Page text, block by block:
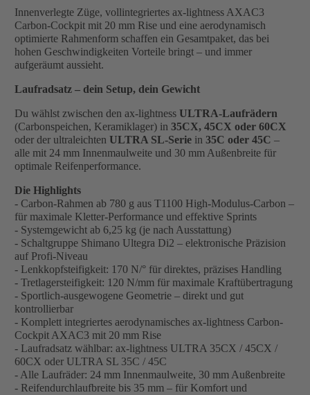
Innenverlegte Züge, vollintegriertes ax-lightness AXAC3
Carbon-Cockpit mit 20 mm Rise und eine aerodynamisch
optimierte Rahmenform schaffen ein Gesamtpaket, das bei
hohen Geschwindigkeiten Vorteile bringt – und immer
aufgeräumt aussieht.
Laufradsatz – dein Setup, dein Gewicht
Du wählst zwischen den ax-lightness ULTRA-Laufrädern
(Carbonspeichen, Keramiklager) in 35CX, 45CX oder 60CX
oder der ultraleichten ULTRA SL-Serie in 35C oder 45C –
alle mit 24 mm Innenmaulweite und 30 mm Außenbreite für
optimale Reifenperformance.
Die Highlights
- Carbon-Rahmen ab 780 g aus T1100 High-Modulus-Carbon –
für maximale Kletter-Performance und effektive Sprints
- Systemgewicht ab 6,25 kg (je nach Ausstattung)
- Schaltgruppe Shimano Ultegra Di2 – elektronische Präzision
auf Profi-Niveau
- Lenkkopfsteifigkeit: 170 N/° für direktes, präzises Handling
- Tretlagersteifigkeit: 120 N/mm für maximale Kraftübertragung
- Sportlich-ausgewogene Geometrie – direkt und gut
kontrollierbar
- Komplett integriertes aerodynamisches ax-lightness Carbon-
Cockpit AXAC3 mit 20 mm Rise
- Laufradsatz wählbar: ax-lightness ULTRA 35CX / 45CX /
60CX oder ULTRA SL 35C / 45C
- Alle Laufräder: 24 mm Innenmaulweite, 30 mm Außenbreite
- Reifendurchlaufbreite bis 35 mm – für Komfort und